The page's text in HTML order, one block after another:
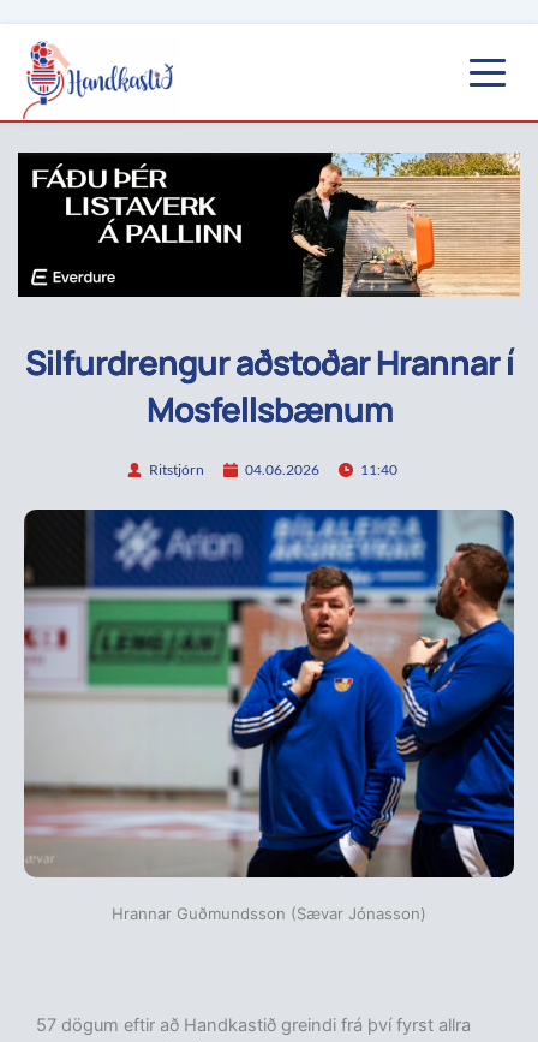
Silfurdrengur aðstoðar Hrannar í
Mosfellsbænum
Ritstjórn 04.06.2026 11:40
Hrannar Guðmundsson (Sævar Jónasson)
57 dögum eftir að Handkastið greindi frá því fyrst allra